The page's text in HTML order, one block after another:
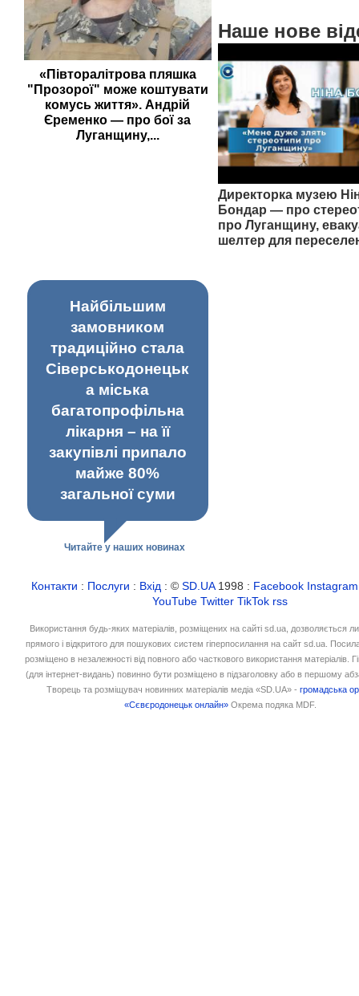
«Півторалітрова пляшка
"Прозорої" може коштувати
комусь життя». Андрій
Єременко — про бої за
Луганщину,...
Наше нове
Директорка музею
Бондар — про
про Луганщину,
шелтер для
Найбільшим
замовником
традиційно стала
Сіверськодонецьк
а міська
багатопрофільна
лікарня – на її
закупівлі припало
майже 80%
загальної суми
Читайте у наших новинах
Контакти : Послуги : Вхід : ©SD.UA1998 : Facebook Instagram
YouTube Twitter TikTok rss
Використання будь-яких матеріалів, розміщених на сайті sd.ua, дозволяється
прямого і відкритого для пошукових систем гіперпосилання на сайт sd.ua.
розміщено в незалежності від повного або часткового використання матеріалів.
(для інтернет-видань) повинно бути розміщено в підзаголовку або в першому
Творець та розміщувач новинних матеріалів медіа «SD.UA» -громадська
«Сєвєродонецьк онлайн» Окрема подяка MDF.